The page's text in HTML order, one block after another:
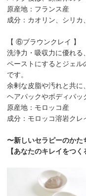
原産地：フランス産
成分：カオリン、シリカ
【 ⑥ブラウンクレイ 】
洗浄力・吸収力に優れる
ペーストにするとジェル
です。
余剰な皮脂や汚れと共に
ヘアパックやボディパッ
原産地：モロッコ産
成分：モロッコ溶岩クレ
〜新しいセラピーのかた
【あなたのキレイをつく